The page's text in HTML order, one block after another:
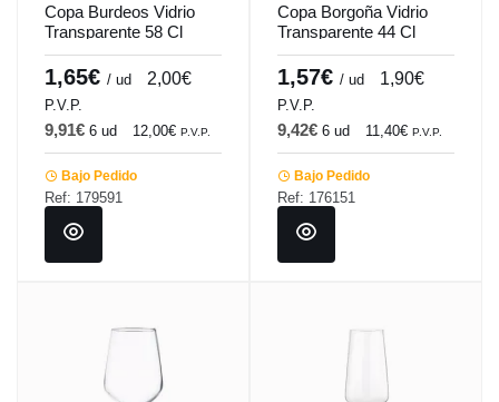
Copa Burdeos Vidrio
Transparente 58 Cl
Mencia-Tensionada
Vicrila
1,65€ / ud 2,00€
P.V.P.
9,91€ 6 ud 12,00€ P.V.P.
Bajo Pedido
Ref: 179591
Copa Borgoña Vidrio
Transparente 44 Cl
Mencia-Tensionada
Vicrila
1,57€ / ud 1,90€
P.V.P.
9,42€ 6 ud 11,40€ P.V.P.
Bajo Pedido
Ref: 176151